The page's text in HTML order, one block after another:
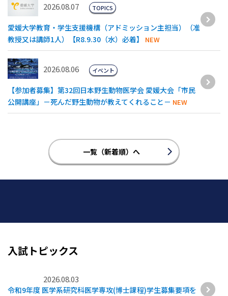
2026.08.07
愛媛大学教育・学生支援機構（アドミッション主担当）（准
教授又は講師1人）【R8.9.30（水）必着】
NEW
TOPICS
2026.08.06
【参加者募集】第32回日本野生動物医学会 愛媛大会「市民
公開講座」－死んだ野生動物が教えてくれること－ NEW
イベント
一覧（新着順）へ
入試トピックス
2026.08.03
令和9年度 医学系研究科医学専攻(博士課程)学生募集要項を